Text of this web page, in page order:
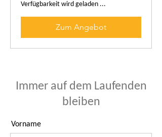
Verfügbarkeit wird geladen ...
Zum Angebot
Immer auf dem Laufenden
bleiben
Vorname